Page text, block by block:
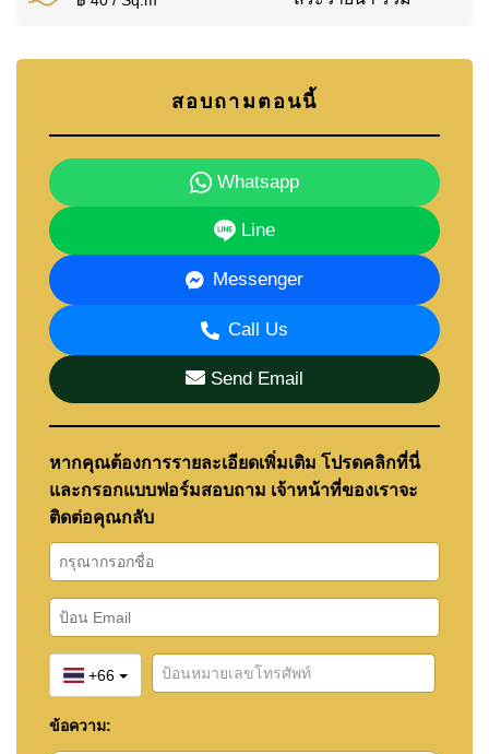
สอบถามตอนนี้
Whatsapp
Line
Messenger
Call Us
Send Email
หากคุณต้องการรายละเอียดเพิ่มเติม โปรดคลิกที่นี่
และกรอกแบบฟอร์มสอบถาม เจ้าหน้าที่ของเราจะ
ติดต่อคุณกลับ
+66
ข้อความ: